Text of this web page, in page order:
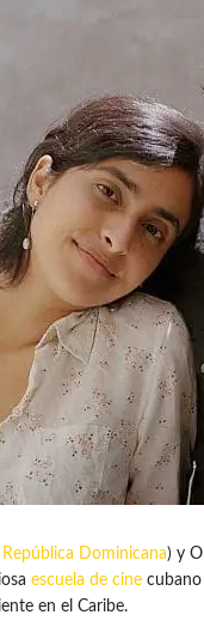
República Dominicana) y
escuela de cine
en el Caribe.